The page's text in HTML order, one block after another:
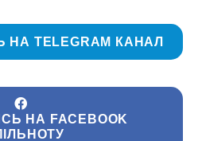
НА TELEGRAM КАНАЛ
НА FACEBOOK